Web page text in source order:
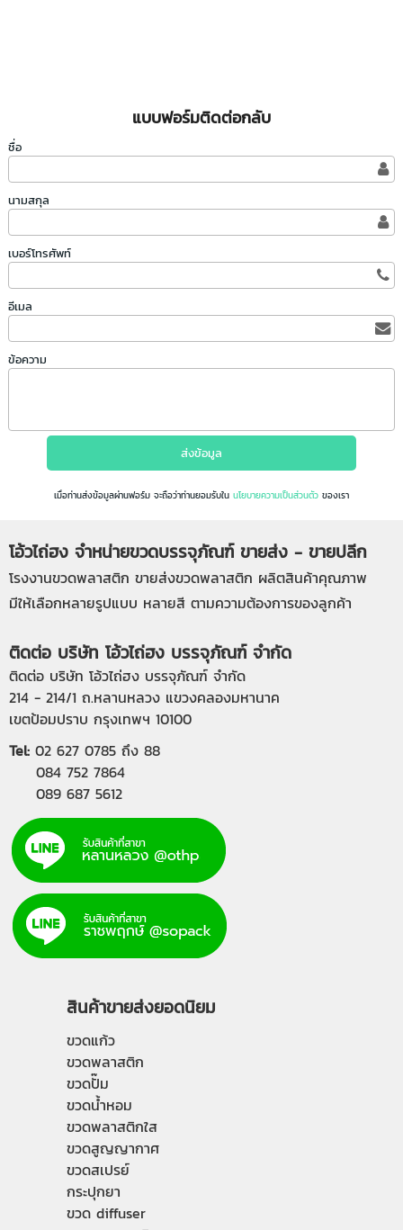
แบบฟอร์มติดต่อกลับ
ชื่อ
นามสกุล
เบอร์โทรศัพท์
อีเมล
ข้อความ
เมื่อท่านส่งข้อมูลผ่านฟอร์ม จะถือว่าท่านยอมรับใน นโยบายความเป็นส่วนตัวของเรา
โอ้วไถ่ฮง จำหน่ายขวดบรรจุภัณฑ์ ขายส่ง - ขายปลีก
โรงงานขวดพลาสติก ขายส่งขวดพลาสติก ผลิตสินค้าคุณภาพ
มีให้เลือกหลายรูปแบบ หลายสี ตามความต้องการของลูกค้า
ติดต่อ บริษัท โอ้วไถ่ฮง บรรจุภัณฑ์ จำกัด
ติดต่อ บริษัท โอ้วไถ่ฮง บรรจุภัณฑ์ จำกัด
214 - 214/1 ถ.หลานหลวง แขวงคลองมหานาค
เขตป้อมปราบ กรุงเทพฯ 10100
Tel: 02 627 0785 ถึง 88
084 752 7864
089 687 5612
สินค้าขายส่งยอดนิยม
ขวดแก้ว
ขวดพลาสติก
ขวดปั๊ม
ขวดน้ำหอม
ขวดพลาสติกใส
ขวดสูญญากาศ
ขวดสเปรย์
กระปุกยา
ขวด diffuser